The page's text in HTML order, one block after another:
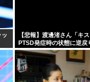
ッ
【悲報】渡邊渚さん「キ
PTSD発症時の状態に逆戻